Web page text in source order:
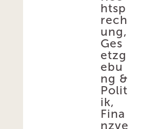
htsp
rech
ung,
Ges
etzg
ebu
ng &
Polit
ik,
Fina
nzve